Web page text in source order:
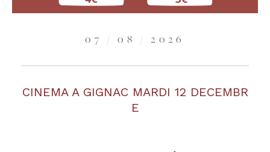
07 / 08 / 2026
CINEMA A GIGNAC MARDI 12 DECEMBR
E